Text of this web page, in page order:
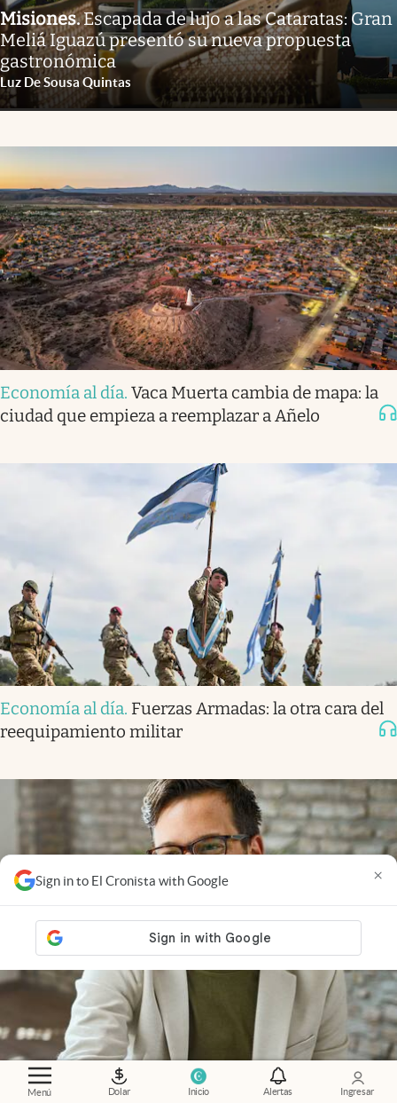
Menú Dolar Inicio Alertas Ingresar
Sign in to El Cronista with Google ×
Misiones.Escapada de lujo a las Cataratas: Gran
Meliá Iguazú presentó su nueva propuesta
gastronómica
Luz De Sousa Quintas
Economía al día. Vaca Muerta cambia de mapa: la
ciudad que empieza a reemplazar a Añelo
Economía al día. Fuerzas Armadas: la otra cara del
reequipamiento militar